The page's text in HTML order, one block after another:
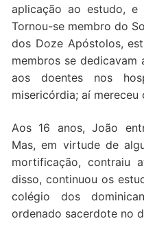
aplicação ao estudo, e
Tornou-se membro do
dos Doze Apóstolos,
membros se dedicavam
aos doentes nos
misericórdia; aí mereceu
Aos 16 anos, João
Mas, em virtude de
mortificação, contraiu
disso, continuou os
colégio dos
ordenado sacerdote no